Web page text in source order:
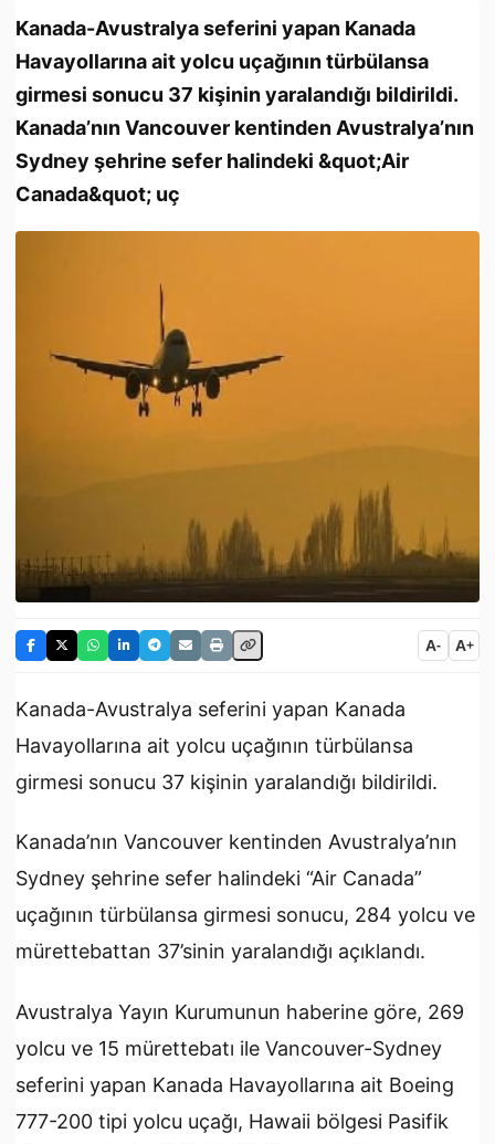
Kanada-Avustralya seferini yapan Kanada
Havayollarına ait yolcu uçağının türbülansa
girmesi sonucu 37 kişinin yaralandığı bildirildi.
Kanada’nın Vancouver kentinden Avustralya’nın
Sydney şehrine sefer halindeki &quot;Air
Canada&quot; uç
A- A+
Kanada-Avustralya seferini yapan Kanada
Havayollarına ait yolcu uçağının türbülansa
girmesi sonucu 37 kişinin yaralandığı bildirildi.
Kanada’nın Vancouver kentinden Avustralya’nın
Sydney şehrine sefer halindeki “Air Canada”
uçağının türbülansa girmesi sonucu, 284 yolcu ve
mürettebattan 37’sinin yaralandığı açıklandı.
Avustralya Yayın Kurumunun haberine göre, 269
yolcu ve 15 mürettebatı ile Vancouver-Sydney
seferini yapan Kanada Havayollarına ait Boeing
777-200 tipi yolcu uçağı, Hawaii bölgesi Pasifik